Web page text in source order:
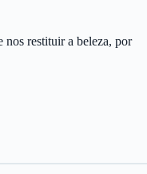
nos restituir a beleza, por